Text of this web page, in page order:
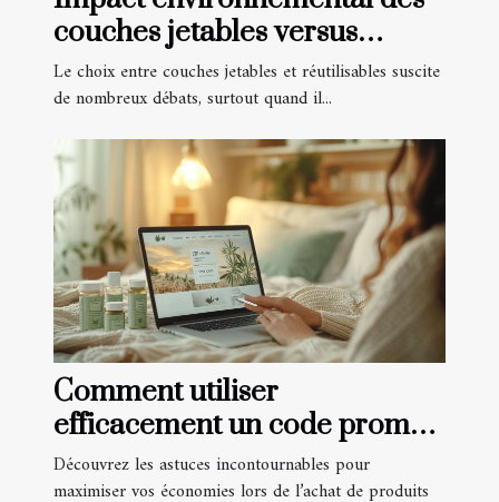
couches jetables versus
réutilisables
Le choix entre couches jetables et réutilisables suscite
de nombreux débats, surtout quand il...
Comment utiliser
efficacement un code promo
pour les produits à base de
CBD
Découvrez les astuces incontournables pour
maximiser vos économies lors de l’achat de produits